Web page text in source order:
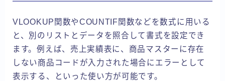
VLOOKUP関数やCOUNTIF関数などを数式に用いる
と、別のリストとデータを照合して書式を設定でき
ます。例えば、売上実績表に、商品マスターに存在
しない商品コードが入力された場合にエラーとして
表示する、といった使い方が可能です。